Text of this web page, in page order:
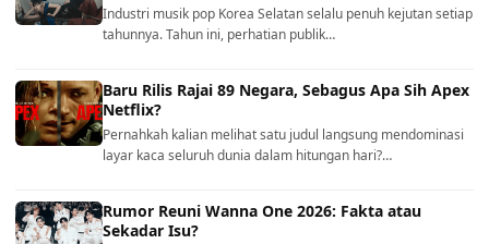
Industri musik pop Korea Selatan selalu penuh kejutan setiap
tahunnya. Tahun ini, perhatian publik…
Baru Rilis Rajai 89 Negara, Sebagus Apa Sih Apex
Netflix?
Pernahkah kalian melihat satu judul langsung mendominasi
layar kaca seluruh dunia dalam hitungan hari?…
Rumor Reuni Wanna One 2026: Fakta atau
Sekadar Isu?